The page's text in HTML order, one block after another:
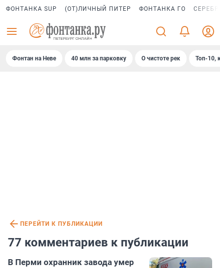
ФОНТАНКА SUP (ОТ)ЛИЧНЫЙ ПИТЕР ФОНТАНКА ГО
Фонтан на Неве 40 млн за парковку О чистоте рек Топ-10,
ПЕРЕЙТИ К ПУБЛИКАЦИИ
77 комментариев к публикации
В Перми охранник завода умер